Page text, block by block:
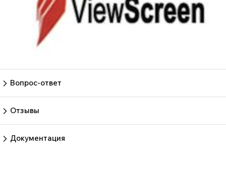
Вопрос-ответ
Отзывы
Документация